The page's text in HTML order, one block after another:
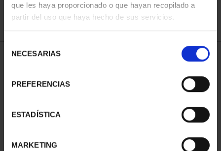
que les haya proporcionado o que hayan recopilado a
partir del uso que haya hecho de sus servicios.
NECESARIAS
PREFERENCIAS
ESTADÍSTICA
MARKETING
REFINE
2 Products found